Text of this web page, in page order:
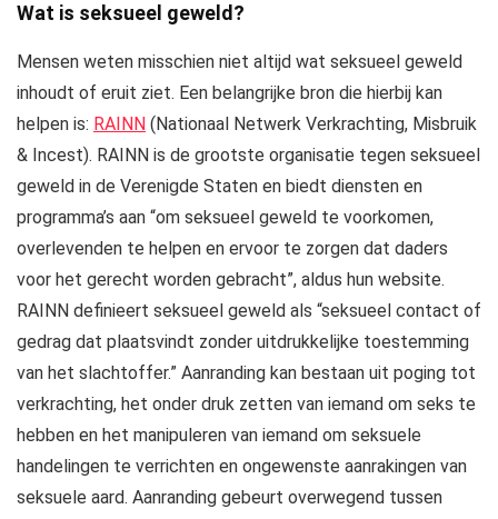
Wat is seksueel geweld?
Mensen weten misschien niet altijd wat seksueel geweld
inhoudt of eruit ziet. Een belangrijke bron die hierbij kan
helpen is: RAINN (Nationaal Netwerk Verkrachting, Misbruik
& Incest). RAINN is de grootste organisatie tegen seksueel
geweld in de Verenigde Staten en biedt diensten en
programma’s aan “om seksueel geweld te voorkomen,
overlevenden te helpen en ervoor te zorgen dat daders
voor het gerecht worden gebracht”, aldus hun website.
RAINN definieert seksueel geweld als “seksueel contact of
gedrag dat plaatsvindt zonder uitdrukkelijke toestemming
van het slachtoffer.” Aanranding kan bestaan ​​uit poging tot
verkrachting, het onder druk zetten van iemand om seks te
hebben en het manipuleren van iemand om seksuele
handelingen te verrichten en ongewenste aanrakingen van
seksuele aard. Aanranding gebeurt overwegend tussen